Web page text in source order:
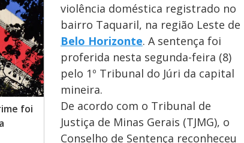
foi
violência doméstica registrado no
bairro Taquaril, na região Leste de
Belo Horizonte. A sentença foi
proferida nesta segunda-feira (8)
pelo 1º Tribunal do Júri da capital
mineira.
De acordo com o Tribunal de
Justiça de Minas Gerais (TJMG), o
Conselho de Sentença reconheceu